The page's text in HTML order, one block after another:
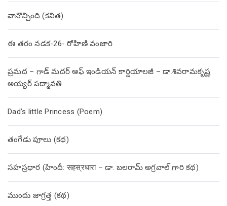
వానొచ్చింది (కవిత)
ఈ తరం నడక-26- రోహిణి వంజారి
ప్రమద – గాడ్ మదర్ ఆఫ్ ఇండియన్ కార్డియాలజీ – డా.శివరామకృష్ణ
అయ్యర్ పద్మావతి
Dad’s little Princess (Poem)
తంగేడు పూలు (క‌థ‌)
సహస్రధార (హిందీ: सहस्रधारा – డా. బలరామ్ అగ్రవాల్ గారి కథ)
ముందు జాగ్రత్త (క‌థ‌)